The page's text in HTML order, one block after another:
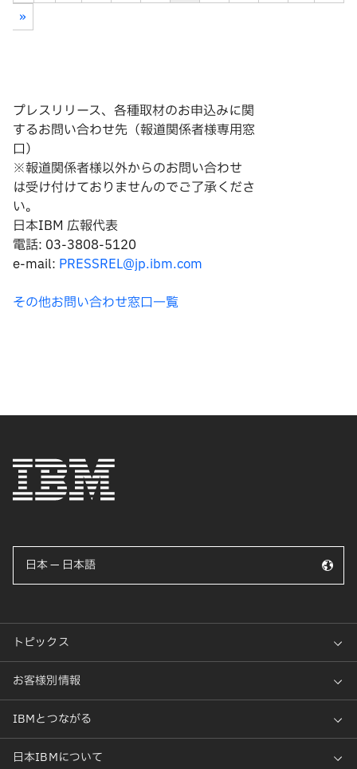
»
プレスリリース、各種取材のお申込みに関
するお問い合わせ先（報道関係者様専用窓
口）
※報道関係者様以外からのお問い合わせ
は受け付けておりませんのでご了承くださ
い。
日本IBM 広報代表
電話: 03-3808-5120
e-mail: PRESSREL@jp.ibm.com
その他お問い合わせ窓口一覧
日本 — 日本語